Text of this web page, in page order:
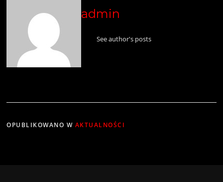
admin
See author's posts
OPUBLIKOWANO W AKTUALNOŚCI